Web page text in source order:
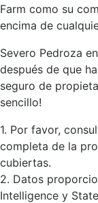
Farm como su
encima de
Severo Pedroza
después de que
seguro de
sencillo!
1. Por favor,
completa de la
cubiertas.
2. Datos
Intelligence y